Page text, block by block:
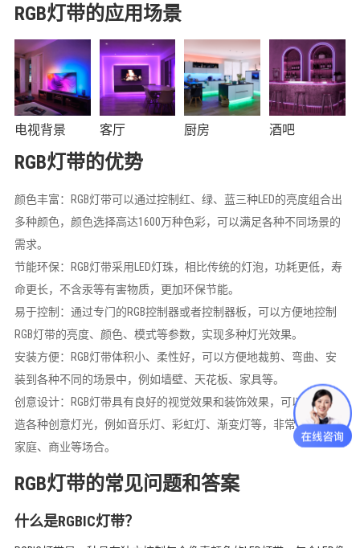
RGB灯带的应用场景
电视背景 客厅 厨房 酒吧
RGB灯带的优势
颜色丰富：RGB灯带可以通过控制红、绿、蓝三种LED的亮度组合出
多种颜色，颜色选择高达1600万种色彩，可以满足各种不同场景的
需求。
节能环保：RGB灯带采用LED灯珠，相比传统的灯泡，功耗更低，寿
命更长，不含汞等有害物质，更加环保节能。
易于控制：通过专门的RGB控制器或者控制器板，可以方便地控制
RGB灯带的亮度、颜色、模式等参数，实现多种灯光效果。
安装方便：RGB灯带体积小、柔性好，可以方便地裁剪、弯曲、安
装到各种不同的场景中，例如墙壁、天花板、家具等。
创意设计：RGB灯带具有良好的视觉效果和装饰效果，可以用来打
造各种创意灯光，例如音乐灯、彩虹灯、渐变灯等，非常适合用于
家庭、商业等场合。
RGB灯带的常见问题和答案
什么是RGBIC灯带？